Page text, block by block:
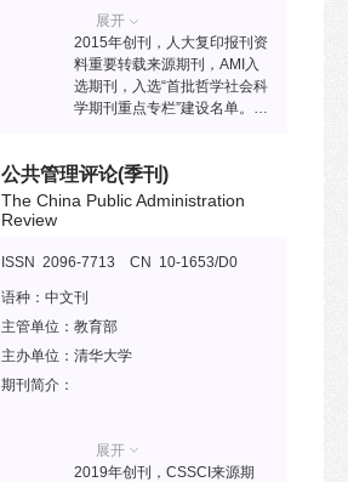
展开
2015年创刊，人大复印报刊资
料重要转载来源期刊，AMI入
选期刊，入选“首批哲学社会科
学期刊重点专栏”建设名单。该
旨，服务于高校马克思主义理
论研究、马克思主义理论学科
克思主义理论研究的学术成
高质量发展。
公共管理评论(季刊)
The China Public Administration
Review
ISSN 2096-7713 CN 10-1653/D0
语种： 中文刊
主管单位： 教育部
主办单位： 清华大学
期刊简介：
展开
2019年创刊，CSSCI来源期